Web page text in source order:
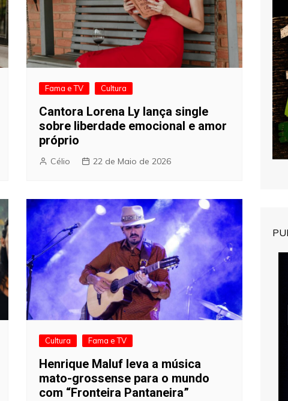
Fama e TV Cultura
Cantora Lorena Ly lança single
sobre liberdade emocional e amor
próprio
Célio 22 de Maio de 2026
Cultura Fama e TV
Henrique Maluf leva a música
mato-grossense para o mundo
com “Fronteira Pantaneira”